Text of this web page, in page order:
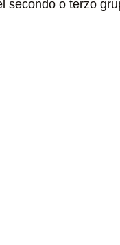
secondo o terzo